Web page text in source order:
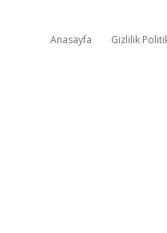
Anasayfa Gizlilik